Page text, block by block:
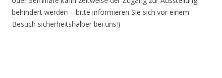
behindert werden – bitte informieren Sie sich vor einem
Besuch sicherheitshalber bei uns!)